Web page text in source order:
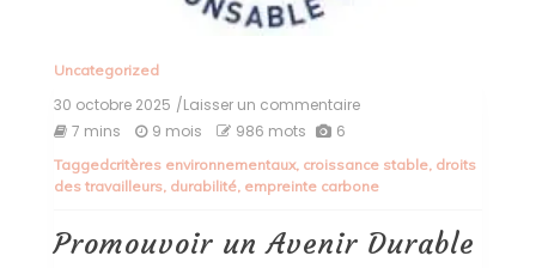
Uncategorized
30 octobre 2025 /Laisser un commentaireon
Avenir
Durable
Les
Fondements
7 mins 9 mois 986 mots 6
Taggedcritères environnementaux, croissance stable, droits
des travailleurs, durabilité, empreinte carbone
Promouvoir un Avenir Durable